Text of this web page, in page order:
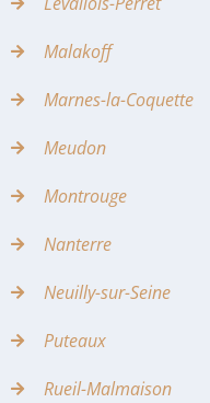
Malakoff
Marnes-la-Coquette
Meudon
Montrouge
Nanterre
Neuilly-sur-Seine
Puteaux
Rueil-Malmaison